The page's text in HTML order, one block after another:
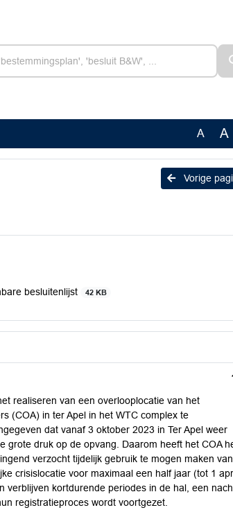
A A
Vorige
besluitenlijst 42 KB
realiseren van een overlooplocatie van het
(COA) in ter Apel in het WTC complex te
dat vanaf 3 oktober 2023 in Ter Apel weer
grote druk op de opvang. Daarom heeft het COA
verzocht tijdelijk gebruik te mogen maken van
crisislocatie voor maximaal een half jaar (tot 1
verblijven kortdurende periodes in de hal, een
registratieproces wordt voortgezet.